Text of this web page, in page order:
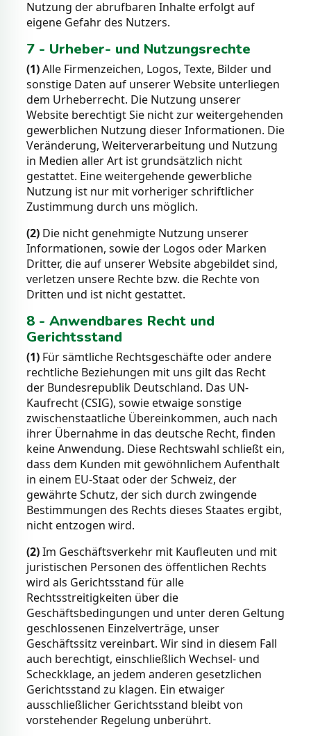
Nutzung der abrufbaren Inhalte erfolgt auf
eigene Gefahr des Nutzers.
7 - Urheber- und Nutzungsrechte
(1)Alle Firmenzeichen, Logos, Texte, Bilder und
sonstige Daten auf unserer Website unterliegen
dem Urheberrecht. Die Nutzung unserer
Website berechtigt Sie nicht zur weitergehenden
gewerblichen Nutzung dieser Informationen. Die
Veränderung, Weiterverarbeitung und Nutzung
in Medien aller Art ist grundsätzlich nicht
gestattet. Eine weitergehende gewerbliche
Nutzung ist nur mit vorheriger schriftlicher
Zustimmung durch uns möglich.
(2) Die nicht genehmigte Nutzung unserer
Informationen, sowie der Logos oder Marken
Dritter, die auf unserer Website abgebildet sind,
verletzen unsere Rechte bzw. die Rechte von
Dritten und ist nicht gestattet.
8 - Anwendbares Recht und
Gerichtsstand
(1) Für sämtliche Rechtsgeschäfte oder andere
rechtliche Beziehungen mit uns gilt das Recht
der Bundesrepublik Deutschland. Das UN-
Kaufrecht (CSIG), sowie etwaige sonstige
zwischenstaatliche Übereinkommen, auch nach
ihrer Übernahme in das deutsche Recht, finden
keine Anwendung. Diese Rechtswahl schließt ein,
dass dem Kunden mit gewöhnlichem Aufenthalt
in einem EU-Staat oder der Schweiz, der
gewährte Schutz, der sich durch zwingende
Bestimmungen des Rechts dieses Staates ergibt,
nicht entzogen wird.
(2)Im Geschäftsverkehr mit Kaufleuten und mit
juristischen Personen des öffentlichen Rechts
wird als Gerichtsstand für alle
Rechtsstreitigkeiten über die
Geschäftsbedingungen und unter deren Geltung
geschlossenen Einzelverträge, unser
Geschäftssitz vereinbart. Wir sind in diesem Fall
auch berechtigt, einschließlich Wechsel- und
Scheckklage, an jedem anderen gesetzlichen
Gerichtsstand zu klagen. Ein etwaiger
ausschließlicher Gerichtsstand bleibt von
vorstehender Regelung unberührt.